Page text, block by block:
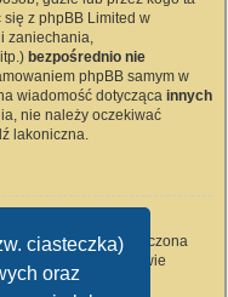
ciasteczka)
oraz
z phpBB Limited w
zaniechania,
bezpośrednio nie
phpBB samym w
wiadomość dotycząca innych
nie należy oczekiwać
lakoniczna.
funkcja ta jest włączona
z nami”. Członkowie
administracyjny”.